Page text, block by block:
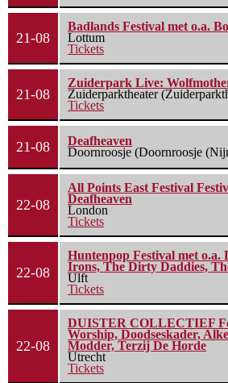
21-08
Badlands Festival met o.a.
Lottum
Tickets
21-08
Zuiderpark Live:
Zuiderparktheater
Tickets
21-08
Deafheaven
Doornroosje (Doornroosje
22-08
All Points East Festival
Deafheaven
London
Tickets
22-08
Huntenpop Festival met o.a.
Irons, The Dirty Daddies,
Ulft
Tickets
22-08
DUISTER COLLECTIEF
Worship, Doodseskader,
Modder, Terzij De Horde
Utrecht
Tickets